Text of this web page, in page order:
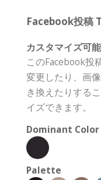
Facebook投稿
カスタマイズ可能
このFacebook投
変更したり、画
き換えたりする
イズできます。
Dominant Color
Palette